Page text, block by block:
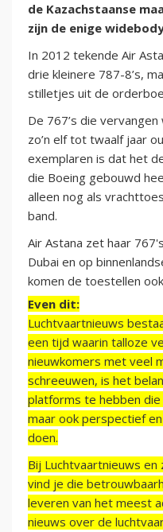
de Kazachstaanse
zijn de enige
In 2012 tekende Air
drie kleinere 787-8’s,
stilletjes uit de
De 767’s die
zo’n elf tot twaalf jaar
exemplaren is dat het
die Boeing gebouwd
alleen nog als
band.
Air Astana zet haar
Dubai en op
komen de toestellen
Even dit:
Luchtvaartnieuws
een tijd waarin talloze
nieuwkomers met veel
schreeuwen, is het
platforms te hebben
maar ook perspectief
doen.
Bij Luchtvaartnieuws
vind je die
leveren van het meest
nieuws over de